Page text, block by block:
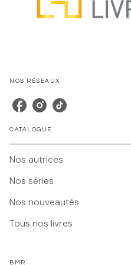
NOS RÉSEAUX
CATALOGUE
Nos autrices
Nos séries
Nos nouveautés
Tous nos livres
BMR